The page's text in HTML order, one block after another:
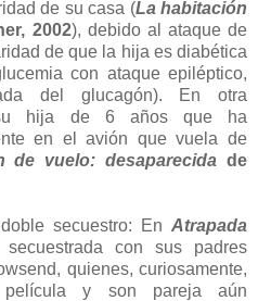
de su casa (La habitación
2002), debido al ataque de
de que la hija es diabética
con ataque epiléptico,
del glucagón). En otra
su hija de 6 años que ha
en el avión que vuela de
de vuelo: desaparecida de
secuestro: EnAtrapada
con sus padres
quienes, curiosamente,
y son pareja aún